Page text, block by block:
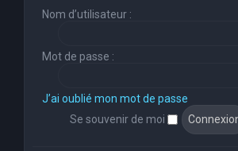
Nom d’utilisateur :
Mot de passe :
J’ai oublié mon mot de passe
Se souvenir de moi